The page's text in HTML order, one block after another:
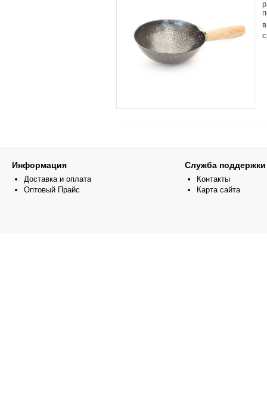
Информация
Доставка и оплата
Оптовый Прайс
Служба поддержки
Контакты
Карта сайта